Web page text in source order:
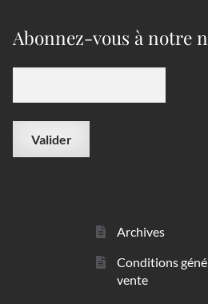
Abonnez-vous à notre
Archives
Conditions
vente